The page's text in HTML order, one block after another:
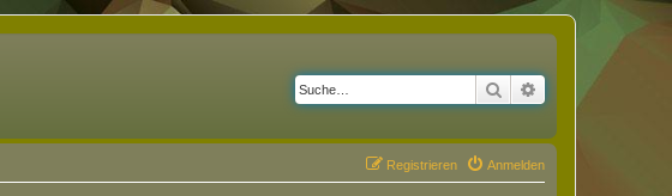
Suche Erweiterte Suche
Anmelden
Registrieren